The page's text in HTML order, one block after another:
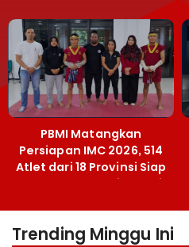
Terobosan Bangun
Grassroots
PBMI Matangkan
Persiapan IMC 2026, 514
Atlet dari 18 Provinsi Siap
Berlaga Besok di Bekasi
Trending Minggu Ini